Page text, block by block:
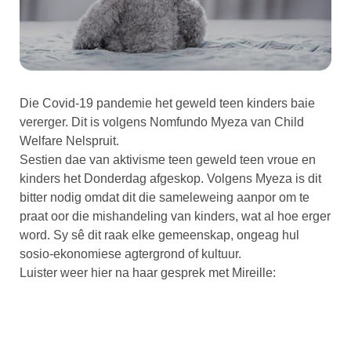
Die Covid-19 pandemie het geweld teen kinders baie
vererger. Dit is volgens Nomfundo Myeza van Child
Welfare Nelspruit.
Sestien dae van aktivisme teen geweld teen vroue en
kinders het Donderdag afgeskop. Volgens Myeza is dit
bitter nodig omdat dit die sameleweing aanpor om te
praat oor die mishandeling van kinders, wat al hoe erger
word. Sy sê dit raak elke gemeenskap, ongeag hul
sosio-ekonomiese agtergrond of kultuur.
Luister weer hier na haar gesprek met Mireille: